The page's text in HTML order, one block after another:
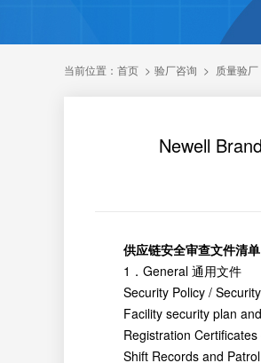
当前位置： 首页 > 验厂咨询 > 质量验厂
Newell
供应链安全审查文件清
1．General 通用文件
Security Policy / Security
Facility security plan and
Registration Certificates
Shift Records and Patrol